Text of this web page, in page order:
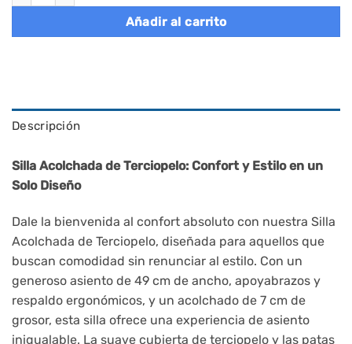
Añadir al carrito
Descripción
Silla Acolchada de Terciopelo: Confort y Estilo en un
Solo Diseño
Dale la bienvenida al confort absoluto con nuestra Silla
Acolchada de Terciopelo, diseñada para aquellos que
buscan comodidad sin renunciar al estilo. Con un
generoso asiento de 49 cm de ancho, apoyabrazos y
respaldo ergonómicos, y un acolchado de 7 cm de
grosor, esta silla ofrece una experiencia de asiento
inigualable. La suave cubierta de terciopelo y las patas